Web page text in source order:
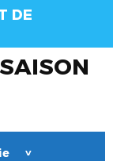
DE
>